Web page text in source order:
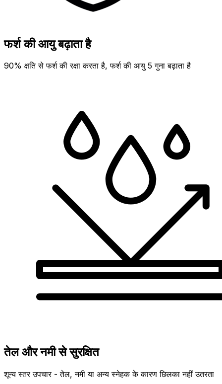
फर्श की आयु बढ़ाता है
90% क्षति से फर्श की रक्षा करता है, फर्श की आयु 5 गुना बढ़ाता है
तेल और नमी से सुरक्षित
शून्य स्तर उपचार - तेल, नमी या अन्य स्नेहक के कारण छिलका नहीं उतरता